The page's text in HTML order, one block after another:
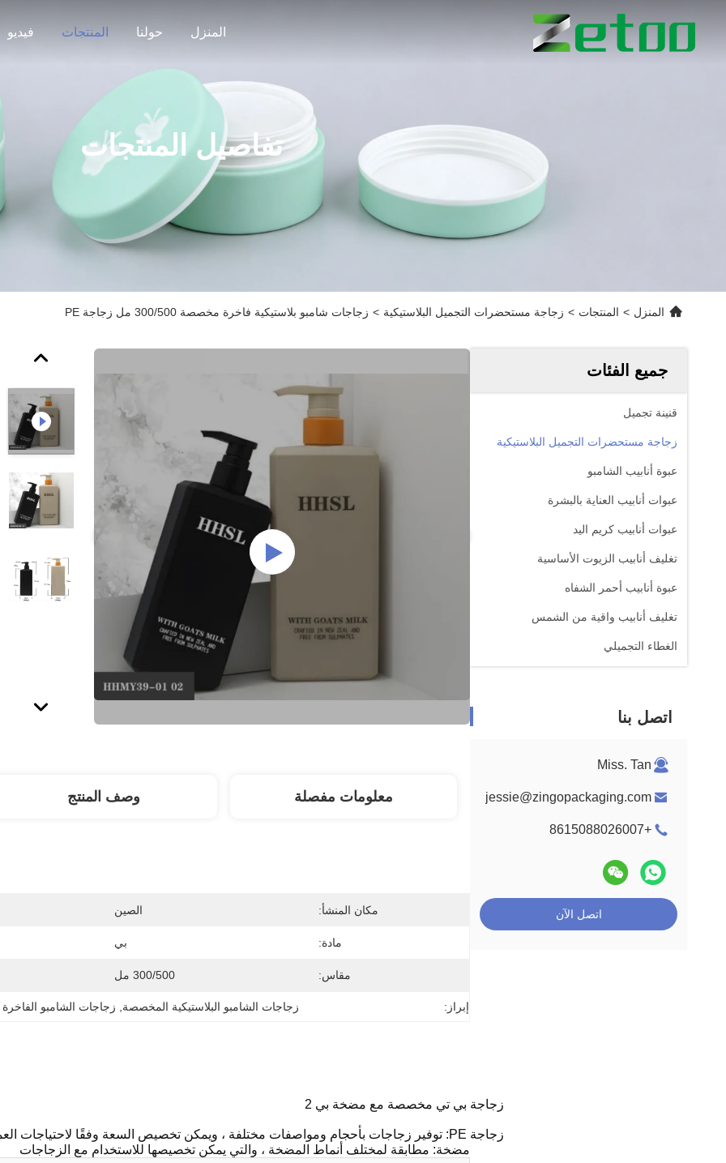
المنزل حولنا المنتجات فيديو
تفاصيل المنتجات
المنزل > المنتجات > زجاجة مستحضرات التجميل البلاستيكية > زجاجات شامبو بلاستيكية فاخرة مخصصة 300/500 مل زجاجة PE
جميع الفئات
قنينة تجميل
زجاجة مستحضرات التجميل البلاستيكية
عبوة أنابيب الشامبو
عبوات أنابيب العناية بالبشرة
عبوات أنابيب كريم اليد
تغليف أنابيب الزيوت الأساسية
عبوة أنابيب أحمر الشفاه
تغليف أنابيب واقية من الشمس
الغطاء التجميلي
اتصل بنا
Miss. Tan
jessie@zingopackaging.com
+8615088026007
اتصل الآن
معلومات مفصلة وصف المنتج
مكان المنشأ: الصين
مادة: بي
مقاس: 300/500 مل
إبراز: زجاجات الشامبو البلاستيكية المخصصة زجاجات الشامبو الفاخرة 500
زجاجة بي تي مخصصة مع مضخة بي 2
زجاجة PE: توفير زجاجات بأحجام ومواصفات مختلفة ، ويمكن تخصيص السعة وفقًا لاحتياجات العملاء.
مضخة: مطابقة لمختلف أنماط المضخة ، والتي يمكن تخصيصها للاستخدام مع الزجاجات